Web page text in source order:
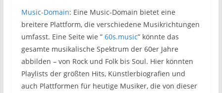
Music-Domain: Eine Music-Domain bietet eine
breitere Plattform, die verschiedene Musikrichtungen
umfasst. Eine Seite wie ” 60s.music” könnte das
gesamte musikalische Spektrum der 60er Jahre
abbilden – von Rock und Folk bis Soul. Hier könnten
Playlists der größten Hits, Künstlerbiografien und
auch Plattformen für heutige Musiker, die von dieser